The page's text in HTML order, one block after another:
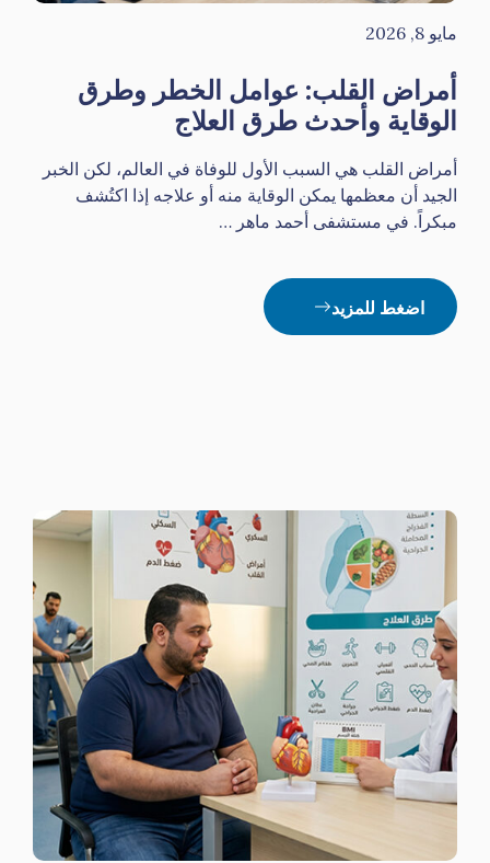
مايو 8, 2026
أمراض القلب: عوامل الخطر وطرق
الوقاية وأحدث طرق العلاج
أمراض القلب هي السبب الأول للوفاة في العالم، لكن الخبر
الجيد أن معظمها يمكن الوقاية منه أو علاجه إذا اكتُشف
مبكراً. في مستشفى أحمد ماهر …